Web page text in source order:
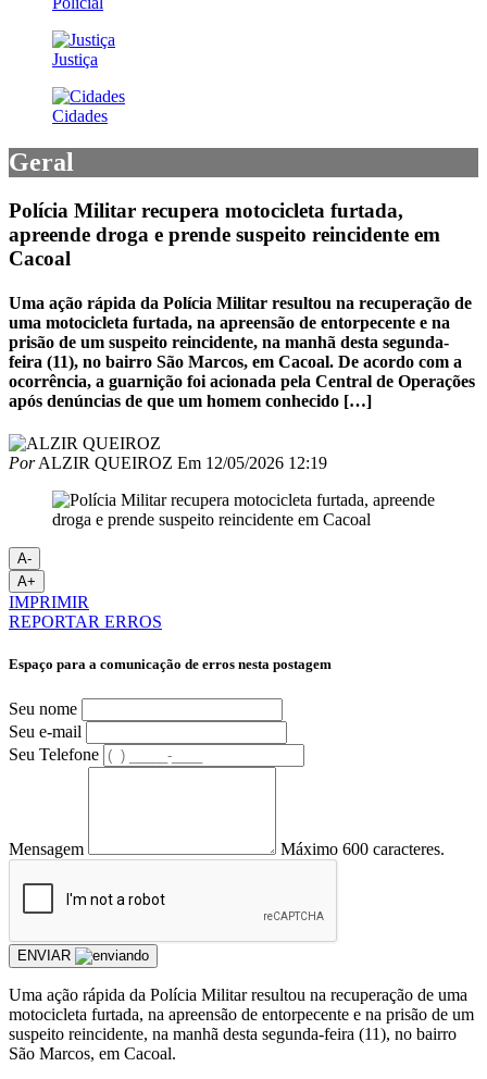
Justiça
Cidades
Geral
Polícia Militar recupera motocicleta furtada,
apreende droga e prende suspeito reincidente em
Cacoal
Uma ação rápida da Polícia Militar resultou na recuperação de
uma motocicleta furtada, na apreensão de entorpecente e na
prisão de um suspeito reincidente, na manhã desta segunda-
feira (11), no bairro São Marcos, em Cacoal. De acordo com a
ocorrência, a guarnição foi acionada pela Central de Operações
após denúncias de que um homem conhecido […]
PorALZIR QUEIROZ Em 12/05/2026 12:19
A-
A+
IMPRIMIR
REPORTAR ERROS
Espaço para a comunicação de erros nesta postagem
Seu nome
Seu e-mail
Seu Telefone
Mensagem Máximo 600 caracteres.
ENVIAR
Uma ação rápida da Polícia Militar resultou na recuperação de uma
motocicleta furtada, na apreensão de entorpecente e na prisão de um
suspeito reincidente, na manhã desta segunda-feira (11), no bairro
São Marcos, em Cacoal.